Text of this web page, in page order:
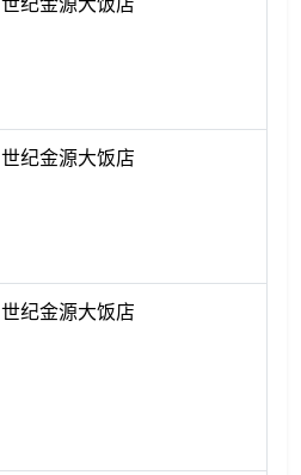
世纪金源大饭店
世纪金源大饭店